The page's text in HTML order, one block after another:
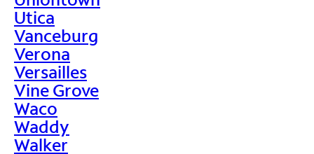
Utica
Vanceburg
Verona
Versailles
Vine Grove
Waco
Waddy
Walker